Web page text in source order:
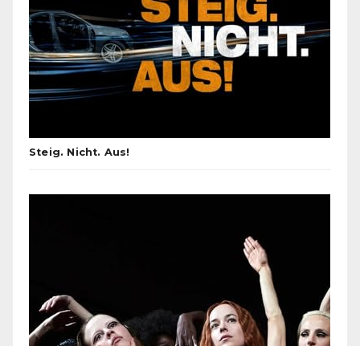
Steig. Nicht. Aus!